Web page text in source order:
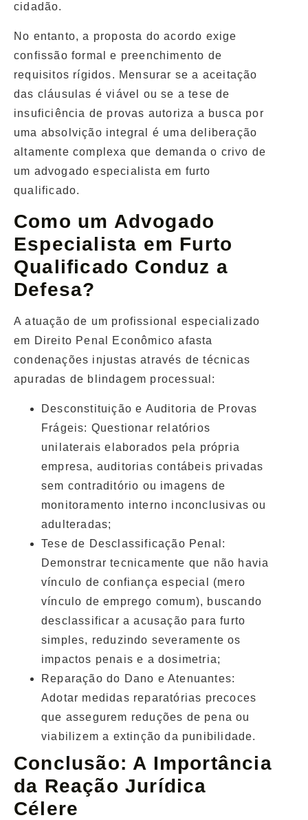
cidadão.
No entanto, a proposta do acordo exige
confissão formal e preenchimento de
requisitos rígidos. Mensurar se a aceitação
das cláusulas é viável ou se a tese de
insuficiência de provas autoriza a busca por
uma absolvição integral é uma deliberação
altamente complexa que demanda o crivo de
um advogado especialista em furto
qualificado.
Como um Advogado
Especialista em Furto
Qualificado Conduz a
Defesa?
A atuação de um profissional especializado
em Direito Penal Econômico afasta
condenações injustas através de técnicas
apuradas de blindagem processual:
Desconstituição e Auditoria de Provas
Frágeis: Questionar relatórios
unilaterais elaborados pela própria
empresa, auditorias contábeis privadas
sem contraditório ou imagens de
monitoramento interno inconclusivas ou
adulteradas;
Tese de Desclassificação Penal:
Demonstrar tecnicamente que não havia
vínculo de confiança especial (mero
vínculo de emprego comum), buscando
desclassificar a acusação para furto
simples, reduzindo severamente os
impactos penais e a dosimetria;
Reparação do Dano e Atenuantes:
Adotar medidas reparatórias precoces
que assegurem reduções de pena ou
viabilizem a extinção da punibilidade.
Conclusão: A Importância
da Reação Jurídica
Célere